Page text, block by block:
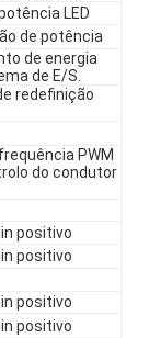
LED
de potência
de energia
de E/S.
redefinição
PWM
do condutor
positivo
positivo
positivo
positivo